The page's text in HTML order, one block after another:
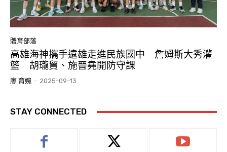
體育部落
高雄海神攜手遠雄走進民族國中 詹姆斯大秀灌
籃 胡瓏貿、施晉堯開防守課
廖 育婉 - 2025-09-13
STAY CONNECTED